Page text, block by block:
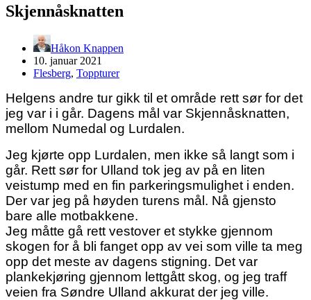
Skjennåsknatten
Håkon Knappen
10. januar 2021
Flesberg, Toppturer
Helgens andre tur gikk til et område rett sør for det
jeg var i i går. Dagens mål var Skjennåsknatten,
mellom Numedal og Lurdalen.
Jeg kjørte opp Lurdalen, men ikke så langt som i
går. Rett sør for Ulland tok jeg av på en liten
veistump med en fin parkeringsmulighet i enden.
Der var jeg på høyden turens mål. Nå gjensto
bare alle motbakkene.
Jeg måtte gå rett vestover et stykke gjennom
skogen for å bli fanget opp av vei som ville ta meg
opp det meste av dagens stigning. Det var
plankekjøring gjennom lettgått skog, og jeg traff
veien fra Søndre Ulland akkurat der jeg ville.